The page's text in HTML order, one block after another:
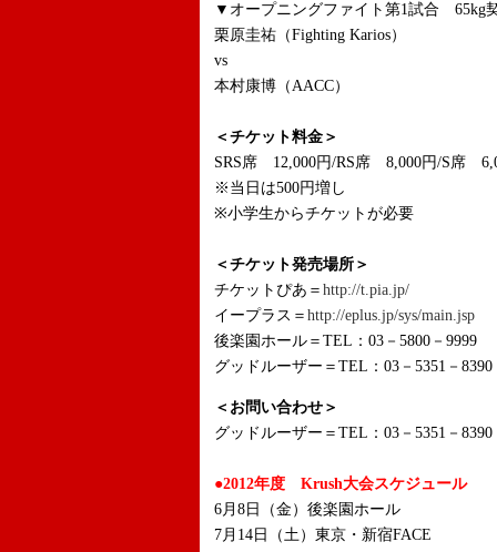
▼オープニングファイト第1試合
栗原圭祐（Fighting Karios）
vs
本村康博（AACC）
＜チケット料金＞
SRS席 12,000円/RS席 8,000円/S席
※当日は500円増し
※小学生からチケットが必要
＜チケット発売場所＞
チケットぴあ＝ http://t.pia.jp/
イープラス＝ http://eplus.jp/sys/main.jsp
後楽園ホール＝TEL：03－5800－9999
グッドルーザー＝TEL：03－5351－8390
＜お問い合わせ＞
グッドルーザー＝TEL：03－5351－8390
●2012年度 Krush大会スケジュール
6月8日（金）後楽園ホール
7月14日（土）東京・新宿FACE